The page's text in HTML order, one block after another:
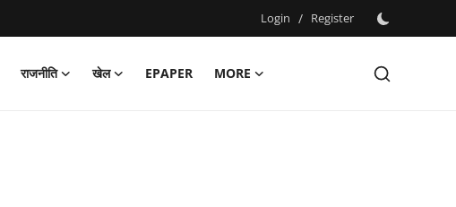
Login / Register
राजनीति खेल EPAPER
MORE